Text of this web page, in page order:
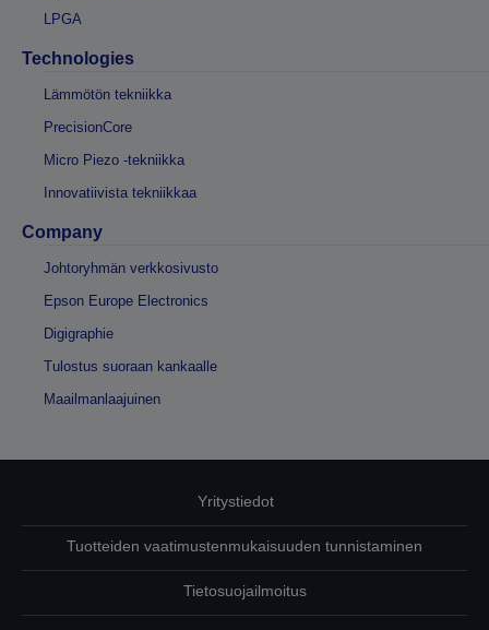
LPGA
Technologies
Lämmötön tekniikka
PrecisionCore
Micro Piezo -tekniikka
Innovatiivista tekniikkaa
Company
Johtoryhmän verkkosivusto
Epson Europe Electronics
Digigraphie
Tulostus suoraan kankaalle
Maailmanlaajuinen
Yritystiedot
Tuotteiden vaatimustenmukaisuuden tunnistaminen
Tietosuojailmoitus